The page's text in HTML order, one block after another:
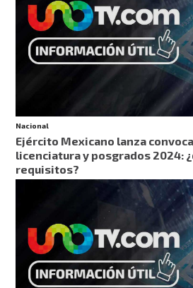
Nacional
Ejército Mexicano lanza
licenciatura y posgrados 2024:
requisitos?